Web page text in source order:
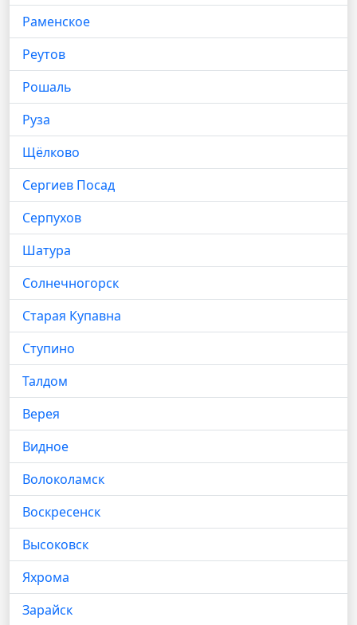
Раменское
Реутов
Рошаль
Руза
Щёлково
Сергиев Посад
Серпухов
Шатура
Солнечногорск
Старая Купавна
Ступино
Талдом
Верея
Видное
Волоколамск
Воскресенск
Высоковск
Яхрома
Зарайск